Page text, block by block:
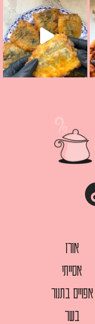
אורז
אסייתי
אפויים בתנור
בשר